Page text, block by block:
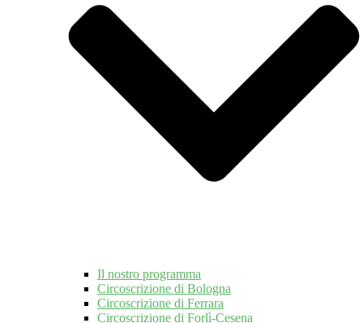
Il nostro programma
Circoscrizione di Bologna
Circoscrizione di Ferrara
Circoscrizione di Forlì-Cesena